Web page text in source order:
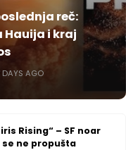
reč:
Hauija i kraj
DAYS AGO
Rising“ – SF noar
se ne propušta